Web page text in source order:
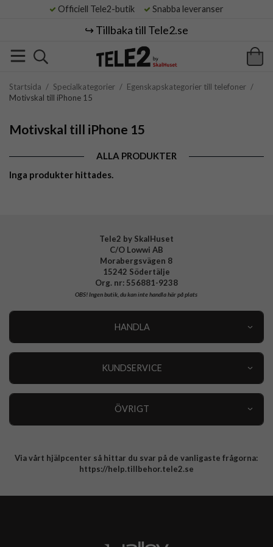
Officiell Tele2-butik Snabba leveranser
↪️ Tillbaka till Tele2.se
Startsida / Specialkategorier / Egenskapskategorier till telefoner /
Motivskal till iPhone 15
Motivskal till iPhone 15
ALLA PRODUKTER
Inga produkter hittades.
Tele2 by SkalHuset
C/O Lowwi AB
Morabergsvägen 8
15242 Södertälje
Org. nr: 556881-9238
OBS!Ingen butik, du kan inte handla här på plats
HANDLA
KUNDSERVICE
ÖVRIGT
Integritetspolicy
Via vårt hjälpcenter så hittar du svar på de vanligaste frågorna:
https://help.tillbehor.tele2.se